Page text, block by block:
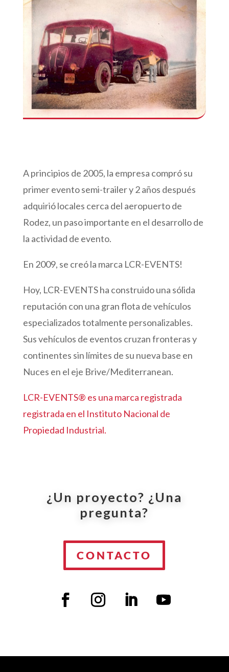
A principios de 2005, la empresa compró su
primer evento semi-trailer y 2 años después
adquirió locales cerca del aeropuerto de
Rodez, un paso importante en el desarrollo de
la actividad de evento.
En 2009, se creó la marca LCR-EVENTS!
Hoy, LCR-EVENTS ha construido una sólida
reputación con una gran flota de vehículos
especializados totalmente personalizables.
Sus vehículos de eventos cruzan fronteras y
continentes sin límites de su nueva base en
Nuces en el eje Brive/Mediterranean.
LCR-EVENTS® es una marca registrada
registrada en el Instituto Nacional de
Propiedad Industrial.
¿Un proyecto? ¿Una
pregunta?
CONTACTO